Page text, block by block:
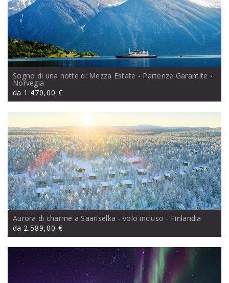
Sogno di una notte di Mezza Estate - Partenze Garantite -
Norvegia
da 1.470,00 €
Aurora di charme a Saariselka - volo incluso - Finlandia
da 2.589,00 €